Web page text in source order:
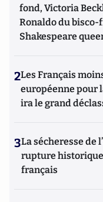
fond, Victoria
Ronaldo du bisco-
Shakespeare
2Les Français
européenne pour
ira le grand
3La sécheresse de
rupture
français